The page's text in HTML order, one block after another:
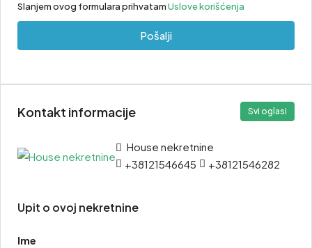
Slanjem ovog formulara prihvatamUslove korišćenja
Pošalji
Kontakt informacije Svi oglasi
House nekretnine
+38121546645
+38121546282
Upit o ovoj nekretnine
Ime